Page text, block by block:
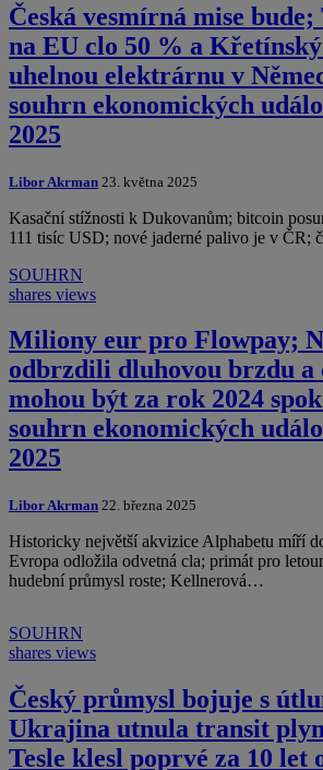
Česká vesmírná mise
na EU clo 50 % a
uhelnou elektrárnu v
souhrn ekonomických
2025
Libor Akrman 23. května 2025
Kasační stížnosti k Dukovanům; bitcoin
111 tisíc USD; nové jaderné palivo je v ČR;
SOUHRN
shares views
Miliony eur pro Flowpay;
odbrzdili dluhovou brzdu a
mohou být za rok 2024
souhrn ekonomických
2025
Libor Akrman 22. března 2025
Historicky největší akvizice Alphabetu míří
Evropa odložila odvetná cla; primát pro
hudební průmysl roste; Kellnerová…
SOUHRN
shares views
Český průmysl bojuje s
Ukrajina utnula transit
Tesle klesl poprvé za 10 let